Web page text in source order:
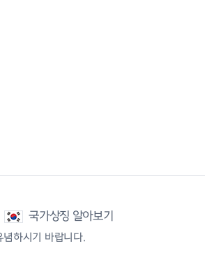
국가상징 알아보기
하시기 바랍니다.